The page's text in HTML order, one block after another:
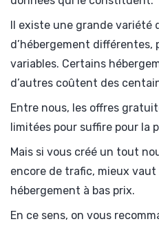
Il existe une grande variété
d’hébergement différentes,
variables. Certains
d’autres coûtent des
Entre nous, les offres
limitées pour suffire pour la
Mais si vous créé un tout
encore de trafic, mieux
hébergement à bas prix.
En ce sens, on vous